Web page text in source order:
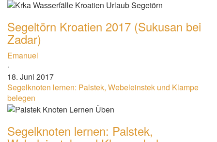
Segeltörn Kroatien 2017 (Sukusan bei
Zadar)
Emanuel
·
18. Juni 2017
Segelknoten lernen: Palstek, Webeleinstek und Klampe
belegen
Segelknoten lernen: Palstek,